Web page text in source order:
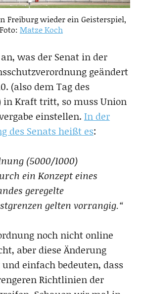
Freiburg wieder ein Geisterspiel,
Foto: Matze Koch
was der Senat in der
geändert
(also dem Tag des
in Kraft tritt, so muss Union
einstellen. In der
des Senats heißt es:
(5000/1000)
ein Konzept eines
geregelte
gelten vorrangig.“
noch nicht online
aber diese Änderung
einfach bedeuten, dass
Richtlinien der